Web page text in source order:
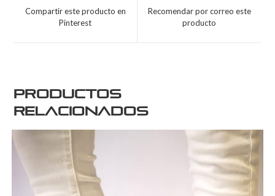
Compartir este producto en
Pinterest
Recomendar por correo este
producto
Productos
relacionados